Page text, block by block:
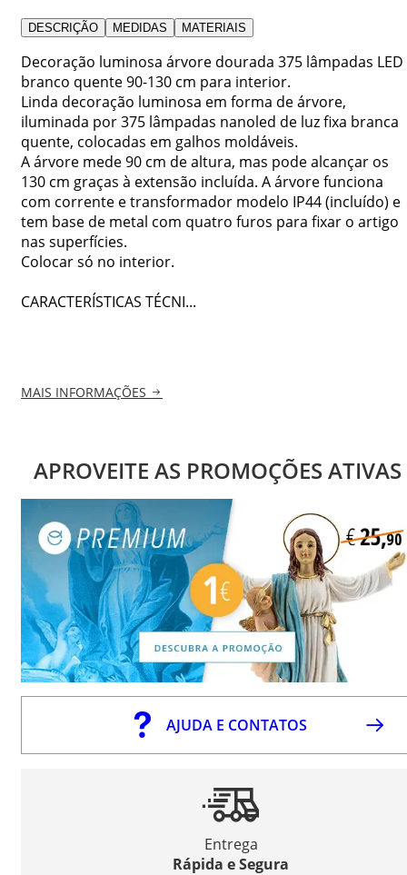
DESCRIÇÃO MEDIDAS MATERIAIS
Decoração luminosa árvore dourada 375 lâmpadas LED
branco quente 90-130 cm para interior.
Linda decoração luminosa em forma de árvore,
iluminada por 375 lâmpadas nanoled de luz fixa branca
quente, colocadas em galhos moldáveis.
A árvore mede 90 cm de altura, mas pode alcançar os
130 cm graças à extensão incluída. A árvore funciona
com corrente e transformador modelo IP44 (incluído) e
tem base de metal com quatro furos para fixar o artigo
nas superfícies.
Colocar só no interior.
CARACTERÍSTICAS TÉCNI...
MAIS INFORMAÇÕES
APROVEITE AS PROMOÇÕES ATIVAS
AJUDA E CONTATOS
Entrega
Rápida e Segura